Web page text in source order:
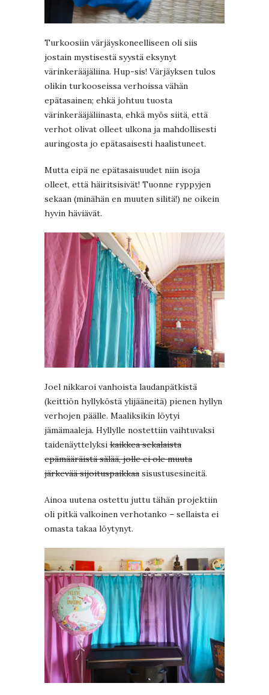
Turkoosiin värjäyskoneelliseen oli siis
jostain mystisestä syystä eksynyt
värinkerääjäliina. Hup-sis! Värjäyksen tulos
olikin turkooseissa verhoissa vähän
epätasainen; ehkä johtuu tuosta
värinkerääjäliinasta, ehkä myös siitä, että
verhot olivat olleet ulkona ja mahdollisesti
auringosta jo epätasaisesti haalistuneet.
Mutta eipä ne epätasaisuudet niin isoja
olleet, että häiritsisivät! Tuonne ryppyjen
sekaan (minähän en muuten silitä!) ne oikein
hyvin häviävät.
Joel nikkaroi vanhoista laudanpätkistä
(keittiön hyllyköstä ylijääneitä) pienen hyllyn
verhojen päälle. Maaliksikin löytyi
jämämaaleja. Hyllylle nostettiin vaihtuvaksi
taidenäyttelyksi kaikkea sekalaista
epämääräistä sälää, jolle ei ole muuta
järkevää sijoituspaikkaa sisustusesineitä.
Ainoa uutena ostettu juttu tähän projektiin
oli pitkä valkoinen verhotanko – sellaista ei
omasta takaa löytynyt.